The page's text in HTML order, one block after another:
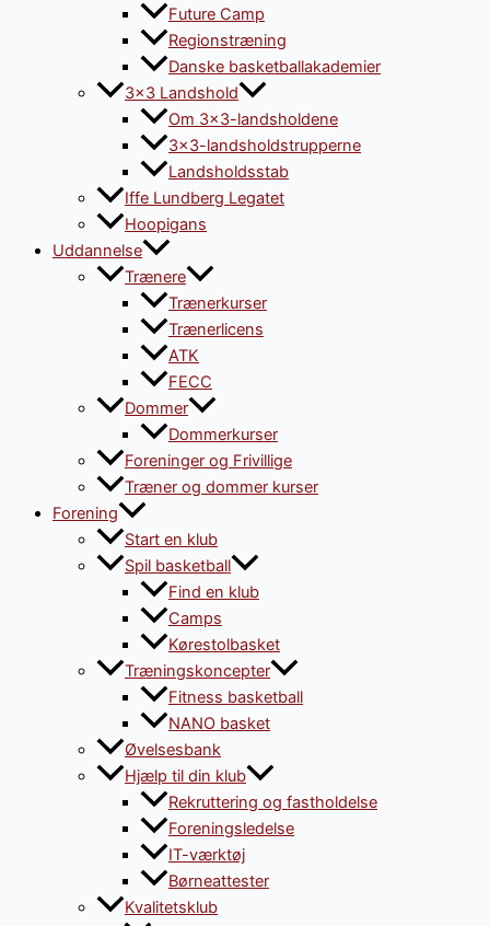
Future Camp
Regionstræning
Danske basketballakademier
3×3 Landshold
Om 3×3-landsholdene
3×3-landsholdstrupperne
Landsholdsstab
Iffe Lundberg Legatet
Hoopigans
Uddannelse
Trænere
Trænerkurser
Trænerlicens
ATK
FECC
Dommer
Dommerkurser
Foreninger og Frivillige
Træner og dommer kurser
Forening
Start en klub
Spil basketball
Find en klub
Camps
Kørestolbasket
Træningskoncepter
Fitness basketball
NANO basket
Øvelsesbank
Hjælp til din klub
Rekruttering og fastholdelse
Foreningsledelse
IT-værktøj
Børneattester
Kvalitetsklub